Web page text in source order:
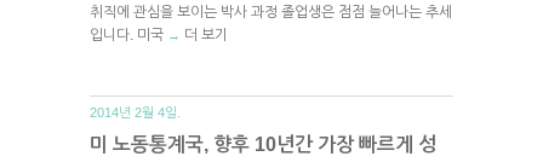
취직에 관심을 보이는 박사 과정 졸업생은 점점 늘어나는 추세
입니다. 미국 → 더 보기
2014년 2월 4일.
미 노동통계국, 향후 10년간 가장 빠르게 성